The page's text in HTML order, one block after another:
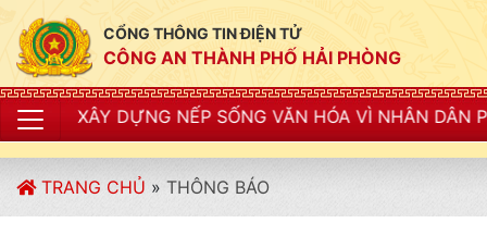
CỔNG THÔNG TIN ĐIỆN TỬ
CÔNG AN THÀNH PHỐ HẢI PHÒNG
NẾP SỐNG VĂN HÓA VÌ NHÂN DÂN PHỤC VỤ"
TRANG CHỦ » THÔNG BÁO